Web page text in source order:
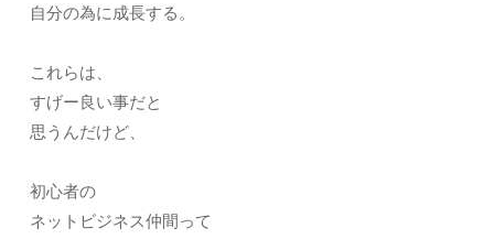
自分の為に成長する。
これらは、
すげー良い事だと
思うんだけど、
初心者の
ネットビジネス仲間って